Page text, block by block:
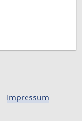
Impressum